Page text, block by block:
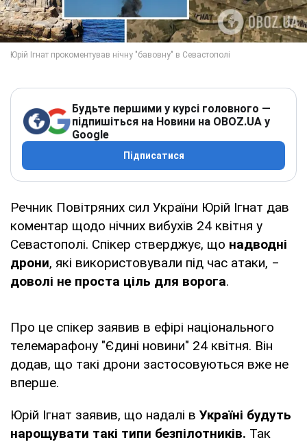
Будьте першими у курсі головного —
підпишіться на Новини на OBOZ.UA у
Google
Підписатися
Речник Повітряних сил України Юрій Ігнат дав
коментар щодо нічних вибухів 24 квітня у
Севастополі. Спікер стверджує, що надводні
дрони, які використовували під час атаки, ‒
доволі не проста ціль для ворога.
Про це спікер заявив в ефірі національного
телемарафону "Єдині новини" 24 квітня. Він
додав, що такі дрони застосовуються вже не
вперше.
Юрій Ігнат заявив, що надалі в Україні будуть
нарощувати такі типи безпілотників. Так